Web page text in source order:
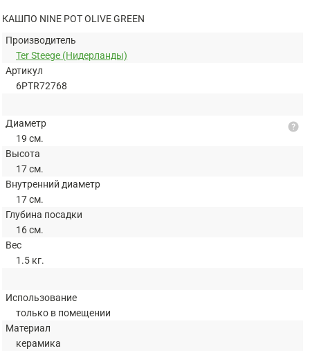
КАШПО NINE POT OLIVE GREEN
Производитель
Ter Steege (Нидерланды)
Артикул
6PTR72768
Диаметр
19 см.
Высота
17 см.
Внутренний диаметр
17 см.
Глубина посадки
16 см.
Вес
1.5 кг.
help
Использование
только в помещении
Материал
керамика